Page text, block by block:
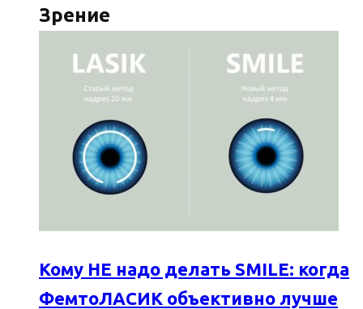
Зрение
Кому НЕ надо делать SMILE: когда
ФемтоЛАСИК объективно лучше